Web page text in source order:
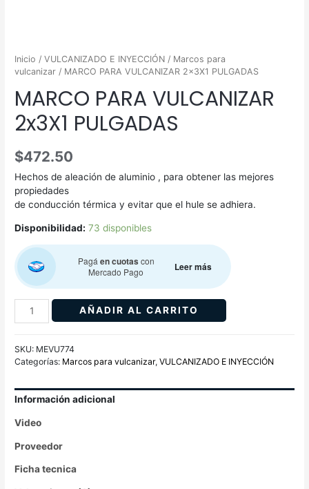
Inicio /VULCANIZADO E INYECCIÓN / Marcos para
vulcanizar / MARCO PARA VULCANIZAR 2x3X1 PULGADAS
MARCO PARA VULCANIZAR
2x3X1 PULGADAS
$472.50
Hechos de aleación de aluminio , para obtener las mejores
propiedades
de conducción térmica y evitar que el hule se adhiera.
Disponibilidad: 73 disponibles
Pagáen cuotas con
Mercado Pago
Leer más
AÑADIR AL CARRITO
SKU: MEVU774
Categorías: Marcos para vulcanizar,VULCANIZADO E INYECCIÓN
Información adicional
Video
Proveedor
Ficha tecnica